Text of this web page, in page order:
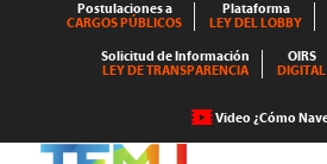
Postulaciones a
CARGOS PÚBLICOS
Plataforma
LEY DEL LOBBY
Solicitud de Información
LEY DE TRANSPARENCIA
OIRS
DIGITAL
Video ¿Cómo